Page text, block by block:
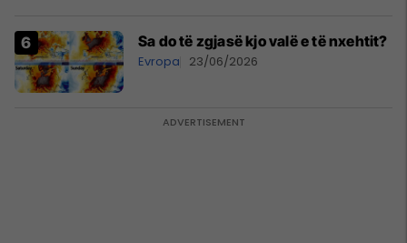
Sa do të zgjasë kjo valë e të nxehtit?
Evropa 23/06/2026